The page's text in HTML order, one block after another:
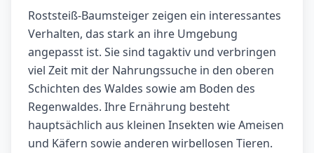
Roststeiß-Baumsteiger zeigen ein interessantes
Verhalten, das stark an ihre Umgebung
angepasst ist. Sie sind tagaktiv und verbringen
viel Zeit mit der Nahrungssuche in den oberen
Schichten des Waldes sowie am Boden des
Regenwaldes. Ihre Ernährung besteht
hauptsächlich aus kleinen Insekten wie Ameisen
und Käfern sowie anderen wirbellosen Tieren.